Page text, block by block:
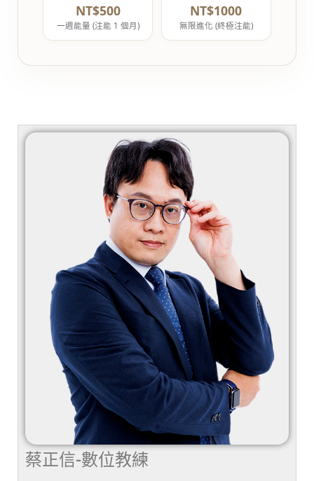
NT$500
一週能量 (注能 1 個月)
NT$1000
無限進化 (終極注能)
蔡正信-數位教練